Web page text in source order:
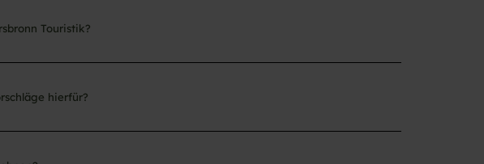
Touristik?
hierfür?